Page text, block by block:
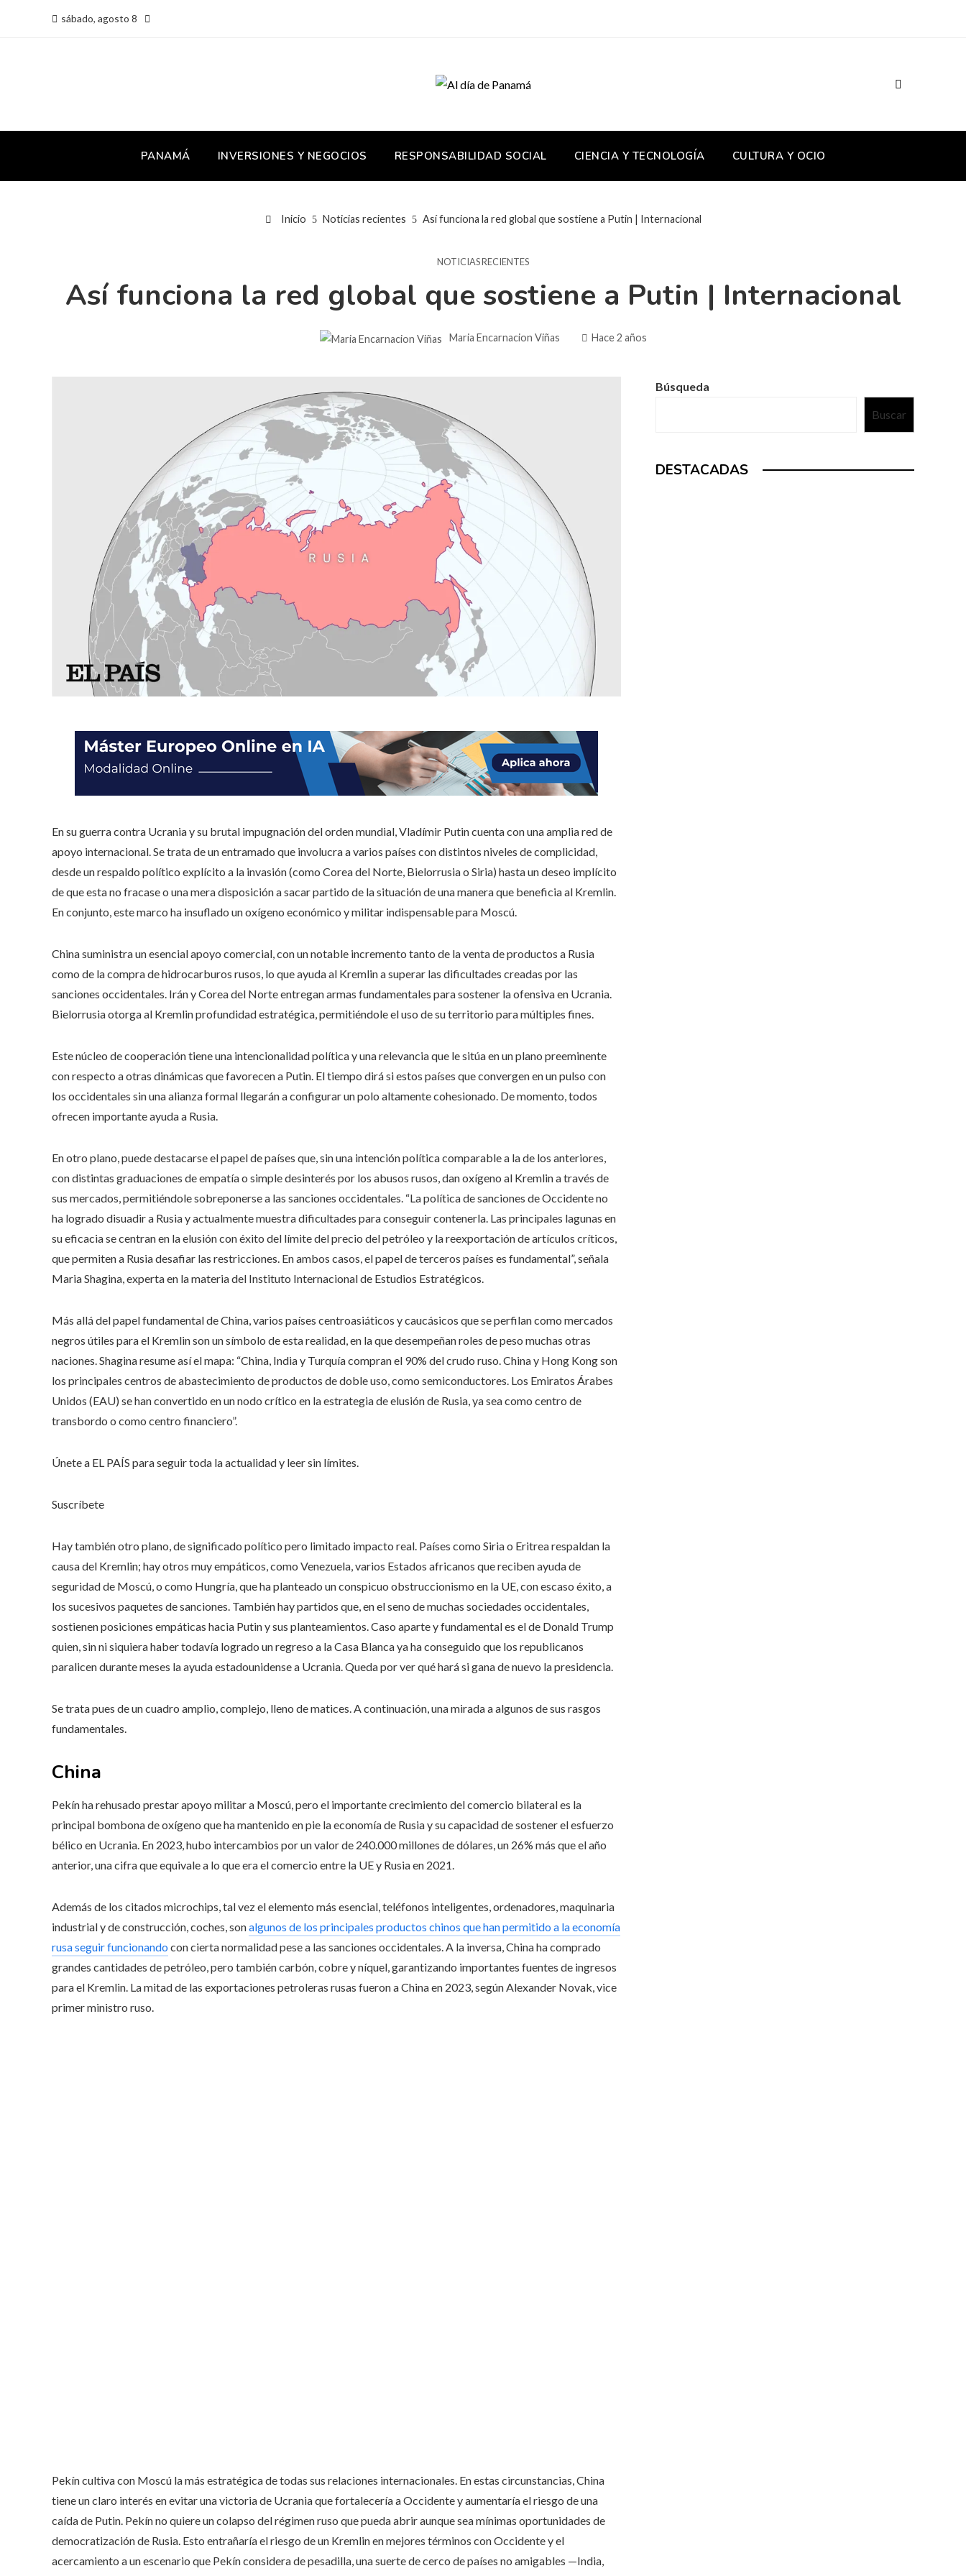
sábado, agosto 8
PANAMÁ INVERSIONES Y NEGOCIOS RESPONSABILIDAD SOCIAL CIENCIA Y TECNOLOGÍA CULTURA Y OCIO
Inicio Noticias recientes Así funciona la red global que sostiene a Putin | Internacional
NOTICIAS RECIENTES
Así funciona la red global que sostiene a Putin | Internacional
Maria Encarnacion Viñas Hace 2 años
En su guerra contra Ucrania y su brutal impugnación del orden mundial, Vladímir Putin cuenta con una amplia red de
apoyo internacional. Se trata de un entramado que involucra a varios países con distintos niveles de complicidad,
desde un respaldo político explícito a la invasión (como Corea del Norte, Bielorrusia o Siria) hasta un deseo implícito
de que esta no fracase o una mera disposición a sacar partido de la situación de una manera que beneficia al Kremlin.
En conjunto, este marco ha insuflado un oxígeno económico y militar indispensable para Moscú.
China suministra un esencial apoyo comercial, con un notable incremento tanto de la venta de productos a Rusia
como de la compra de hidrocarburos rusos, lo que ayuda al Kremlin a superar las dificultades creadas por las
sanciones occidentales. Irán y Corea del Norte entregan armas fundamentales para sostener la ofensiva en Ucrania.
Bielorrusia otorga al Kremlin profundidad estratégica, permitiéndole el uso de su territorio para múltiples fines.
Este núcleo de cooperación tiene una intencionalidad política y una relevancia que le sitúa en un plano preeminente
con respecto a otras dinámicas que favorecen a Putin. El tiempo dirá si estos países que convergen en un pulso con
los occidentales sin una alianza formal llegarán a configurar un polo altamente cohesionado. De momento, todos
ofrecen importante ayuda a Rusia.
En otro plano, puede destacarse el papel de países que, sin una intención política comparable a la de los anteriores,
con distintas graduaciones de empatía o simple desinterés por los abusos rusos, dan oxígeno al Kremlin a través de
sus mercados, permitiéndole sobreponerse a las sanciones occidentales. “La política de sanciones de Occidente no
ha logrado disuadir a Rusia y actualmente muestra dificultades para conseguir contenerla. Las principales lagunas en
su eficacia se centran en la elusión con éxito del límite del precio del petróleo y la reexportación de artículos críticos,
que permiten a Rusia desafiar las restricciones. En ambos casos, el papel de terceros países es fundamental”, señala
Maria Shagina, experta en la materia del Instituto Internacional de Estudios Estratégicos.
Más allá del papel fundamental de China, varios países centroasiáticos y caucásicos que se perfilan como mercados
negros útiles para el Kremlin son un símbolo de esta realidad, en la que desempeñan roles de peso muchas otras
naciones. Shagina resume así el mapa: “China, India y Turquía compran el 90% del crudo ruso. China y Hong Kong son
los principales centros de abastecimiento de productos de doble uso, como semiconductores. Los Emiratos Árabes
Unidos (EAU) se han convertido en un nodo crítico en la estrategia de elusión de Rusia, ya sea como centro de
transbordo o como centro financiero”.
Únete a EL PAÍS para seguir toda la actualidad y leer sin límites.
Suscríbete
Hay también otro plano, de significado político pero limitado impacto real. Países como Siria o Eritrea respaldan la
causa del Kremlin; hay otros muy empáticos, como Venezuela, varios Estados africanos que reciben ayuda de
seguridad de Moscú, o como Hungría, que ha planteado un conspicuo obstruccionismo en la UE, con escaso éxito, a
los sucesivos paquetes de sanciones. También hay partidos que, en el seno de muchas sociedades occidentales,
sostienen posiciones empáticas hacia Putin y sus planteamientos. Caso aparte y fundamental es el de Donald Trump
quien, sin ni siquiera haber todavía logrado un regreso a la Casa Blanca ya ha conseguido que los republicanos
paralicen durante meses la ayuda estadounidense a Ucrania. Queda por ver qué hará si gana de nuevo la presidencia.
Se trata pues de un cuadro amplio, complejo, lleno de matices. A continuación, una mirada a algunos de sus rasgos
fundamentales.
China
Pekín ha rehusado prestar apoyo militar a Moscú, pero el importante crecimiento del comercio bilateral es la
principal bombona de oxígeno que ha mantenido en pie la economía de Rusia y su capacidad de sostener el esfuerzo
bélico en Ucrania. En 2023, hubo intercambios por un valor de 240.000 millones de dólares, un 26% más que el año
anterior, una cifra que equivale a lo que era el comercio entre la UE y Rusia en 2021.
Además de los citados microchips, tal vez el elemento más esencial, teléfonos inteligentes, ordenadores, maquinaria
industrial y de construcción, coches, sonalgunos de los principales productos chinos que han permitido a la economía
rusa seguir funcionando con cierta normalidad pese a las sanciones occidentales. A la inversa, China ha comprado
grandes cantidades de petróleo, pero también carbón, cobre y níquel, garantizando importantes fuentes de ingresos
para el Kremlin. La mitad de las exportaciones petroleras rusas fueron a China en 2023, según Alexander Novak, vice
primer ministro ruso.
Pekín cultiva con Moscú la más estratégica de todas sus relaciones internacionales. En estas circunstancias, China
tiene un claro interés en evitar una victoria de Ucrania que fortalecería a Occidente y aumentaría el riesgo de una
caída de Putin. Pekín no quiere un colapso del régimen ruso que pueda abrir aunque sea mínimas oportunidades de
democratización de Rusia. Esto entrañaría el riesgo de un Kremlin en mejores términos con Occidente y el
acercamiento a un escenario que Pekín considera de pesadilla, una suerte de cerco de países no amigables —India,
Búsqueda
Buscar
DESTACADAS